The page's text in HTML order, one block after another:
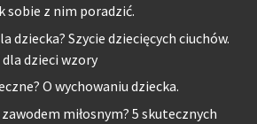
sobie z nim poradzić.
dziecka? Szycie dziecięcych ciuchów.
dla dzieci wzory
O wychowaniu dziecka.
miłosnym? 5 skutecznych